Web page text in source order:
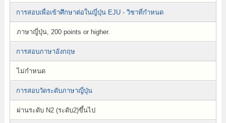
การสอบเพื่อเข้าศึกษาต่อในญี่ปุ่น EJU - วิชาที่กำหนด
ภาษาญี่ปุ่น, 200 points or higher.
การสอบภาษาอังกฤษ
ไม่กำหนด
การสอบวัดระดับภาษาญี่ปุ่น
ผ่านระดับ N2 (ระดับ2)ขึ้นไป